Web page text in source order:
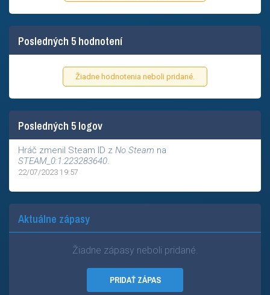
Posledných 5 hodnotení
Žiadne hodnotenia neboli pridané.
Posledných 5 logov
Hráč zmenil Steam ID z No Steam na
STEAM_0:1:223283640.
22/07/2023 19:57
Aktuálne zápasy
Žiadne zápasy neboli pridané.
PRIDAŤ ZÁPAS